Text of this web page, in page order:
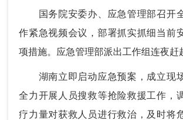
国务院安委办、应急管理部召开
作紧急视频会议，部署抓实抓细当前
项措施。应急管理部派出工作组连夜赶
湖南立即启动应急预案，成立现场
全力开展人员搜救等抢险救援工作，
疗力量对获救人员进行救治，及时将